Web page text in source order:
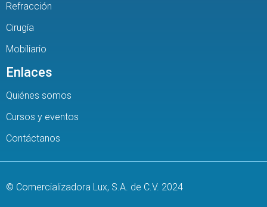
Refracción
Cirugía
Mobiliario
Enlaces
Quiénes somos
Cursos y eventos
Contáctanos
© Comercializadora Lux, S.A. de C.V. 2024